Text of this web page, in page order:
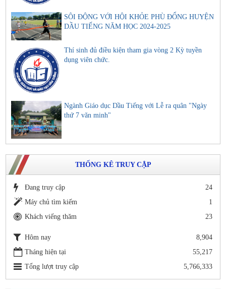
SÔI ĐỘNG VỚI HỘI KHỎE PHÙ ĐỔNG HUYỆN
DẦU TIẾNG NĂM HỌC 2024-2025
Thí sinh đủ điều kiện tham gia vòng 2 Kỳ tuyền
dụng viên chức.
Ngành Giáo dục Dầu Tiếng với Lễ ra quân "Ngày
thứ 7 văn minh"
THỐNG KÊ TRUY CẬP
Đang truy cập
24
Máy chủ tìm kiếm
1
Khách viếng thăm
23
Hôm nay
8,904
Tháng hiện tại
55,217
Tổng lượt truy cập
5,766,333